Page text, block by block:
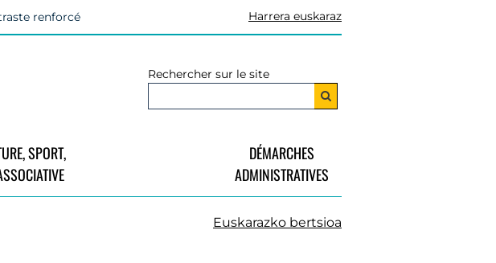
renforcé Harrera euskaraz
Rechercher sur le site
SPORT,
DÉMARCHES
ADMINISTRATIVES
Euskarazko bertsioa